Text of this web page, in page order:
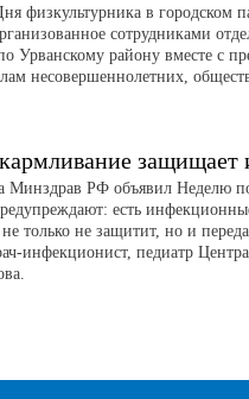
физкультурника в городском
сотрудниками
Урванскому району вместе с
несовершеннолетних,
защищает
Минздрав РФ объявил Неделю
есть
только не защитит, но и
инфекционист, педиатр